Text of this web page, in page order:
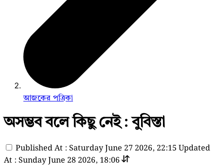
আজকের পত্রিকা
অসম্ভব বলে কিছু নেই : বুবিস্তা
Published At : Saturday June 27 2026, 22:15 Updated
At : Sunday June 28 2026, 18:06